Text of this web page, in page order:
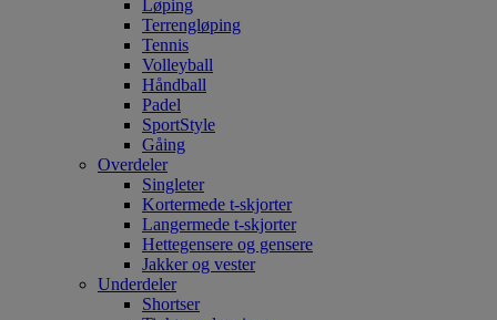
Løping
Terrengløping
Tennis
Volleyball
Håndball
Padel
SportStyle
Gåing
Overdeler
Singleter
Kortermede t-skjorter
Langermede t-skjorter
Hettegensere og gensere
Jakker og vester
Underdeler
Shortser